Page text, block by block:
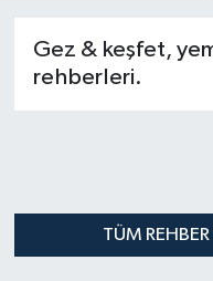
Gez & keşfet,
rehberleri.
TÜM
Dünya
Yemek
Süper Lig Puan
Haber Arşivi